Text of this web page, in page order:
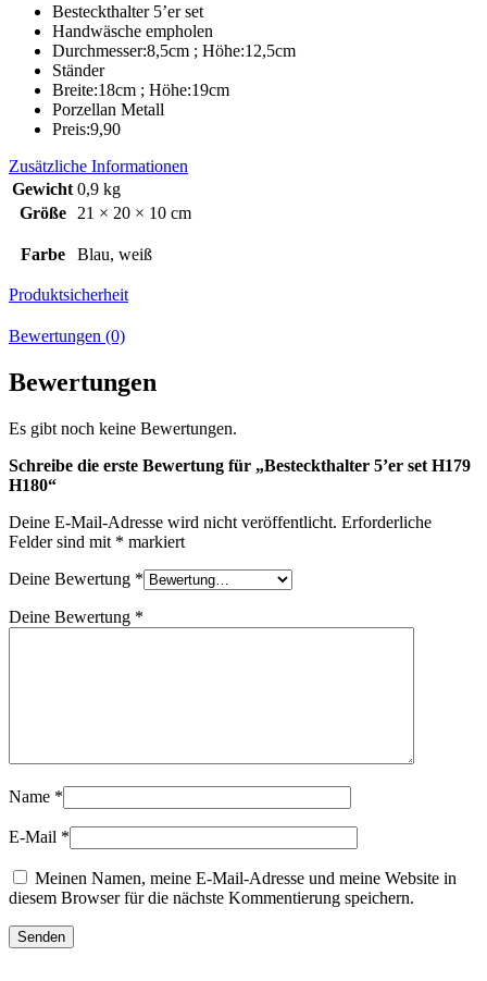
Besteckthalter 5’er set
Handwäsche empholen
Durchmesser:8,5cm ; Höhe:12,5cm
Ständer
Breite:18cm ; Höhe:19cm
Porzellan Metall
Preis:9,90
Zusätzliche Informationen
Gewicht 0,9 kg
Größe
21 × 20 × 10 cm
Farbe Blau, weiß
Produktsicherheit
Bewertungen (0)
Bewertungen
Es gibt noch keine Bewertungen.
Schreibe die erste Bewertung für „Besteckthalter 5’er set H179
H180“
Deine E-Mail-Adresse wird nicht veröffentlicht. Erforderliche
Felder sind mit * markiert
Deine Bewertung *
Deine Bewertung *
Name *
E-Mail *
Meinen Namen, meine E-Mail-Adresse und meine Website in
diesem Browser für die nächste Kommentierung speichern.